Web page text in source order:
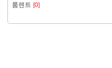
룸렌트 [0]